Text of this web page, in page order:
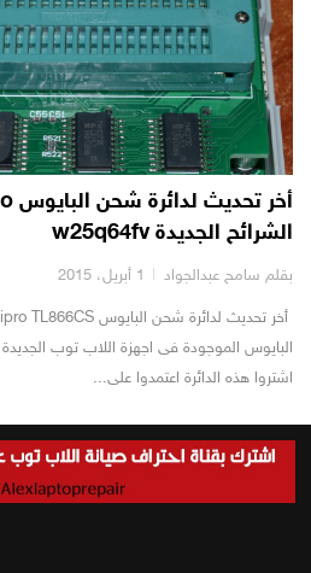
الشرائح الجديدة w25q64fv
بقلم سامح عبدالجواد 1 أبريل، 2015
البايوس الموجودة فى اجهزة اللاب توب
اشتروا هذه الدائرة اعتمدوا على...